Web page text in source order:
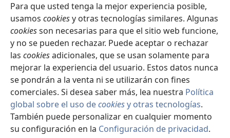
Para que usted tenga la mejor experiencia posible,
usamos cookiesy otras tecnologías similares. Algunas
cookiesson necesarias para que el sitio web funcione,
y no se pueden rechazar. Puede aceptar o rechazar
las cookiesadicionales, que se usan solamente para
mejorar la experiencia del usuario. Estos datos nunca
se pondrán a la venta ni se utilizarán con fines
comerciales. Si desea saber más, lea nuestra Política
global sobre el uso decookiesy otras tecnologías.
También puede personalizar en cualquier momento
su configuración en la Configuración de privacidad.
Oremborɨ vaerä korepoti ndive
(abre
nueva
ventana)
BIBLIOTECA EN LÍNEA Watchtower™
(abre
una
nueva
ventana)
JW Hub ®
(abre
una
nueva
ventana)
Copyright© 2026 Watch Tower Bible and Tract Society of Pennsylvania.
KËRAITAPA REIPORU |POLÍTICA DE PRIVACIDAD| CONFIGURACIÓN
DE PRIVACIDAD